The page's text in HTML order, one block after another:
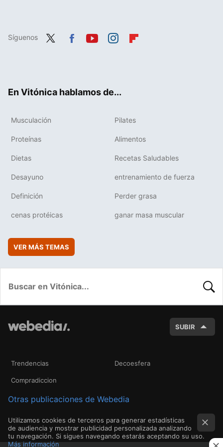
Síguenos
En Vitónica hablamos de...
Musculación Pilates
Proteínas Alimentos
Dietas Recetas Saludables
Desayuno entrenamiento de fuerza
Definición Perder grasa
cenas protéicas ganar masa muscular
VER MÁS TEMAS
SUBIR
Trendencias Decoesfera
Compradiccion
Otras publicaciones de Webedia
Utilizamos cookies de terceros para generar estadísticas
de audiencia y mostrar publicidad personalizada analizando
tu navegación. Si sigues navegando estarás aceptando su uso.
Más información